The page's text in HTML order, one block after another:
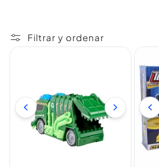
Filtrar y ordenar